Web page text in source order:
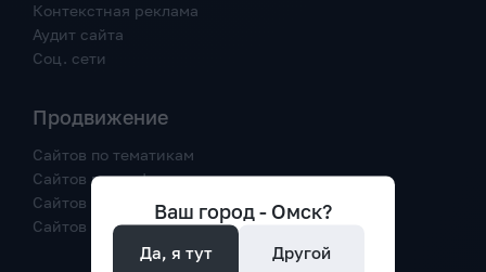
Контекстная реклама
Аудит сайта
Соц. сети
Продвижение
Сайтов по тематикам
Сайтов по трафику
Сайтов в Google
Сайтов в Яндекс
Ваш город - Омск?
Да, я тут Другой